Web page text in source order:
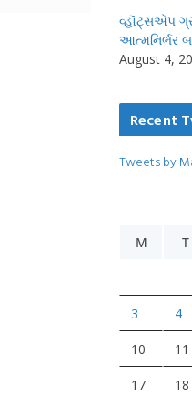
વ્હૉટ્સએપ
આત્મનિર્ભર
August 4,
Recent
Tweets by
M
T
3 4
10 11
17 18